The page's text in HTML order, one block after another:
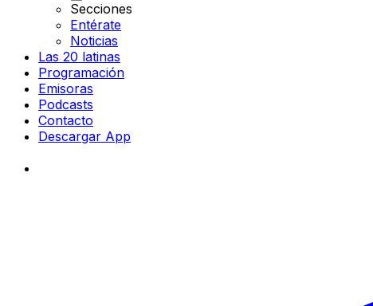
Secciones
Entérate
Noticias
Las 20 latinas
Programación
Emisoras
Podcasts
Contacto
Descargar App